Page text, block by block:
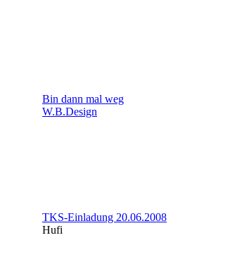
Bin dann mal weg
W.B.Design
TKS-Einladung 20.06.2008
Hufi